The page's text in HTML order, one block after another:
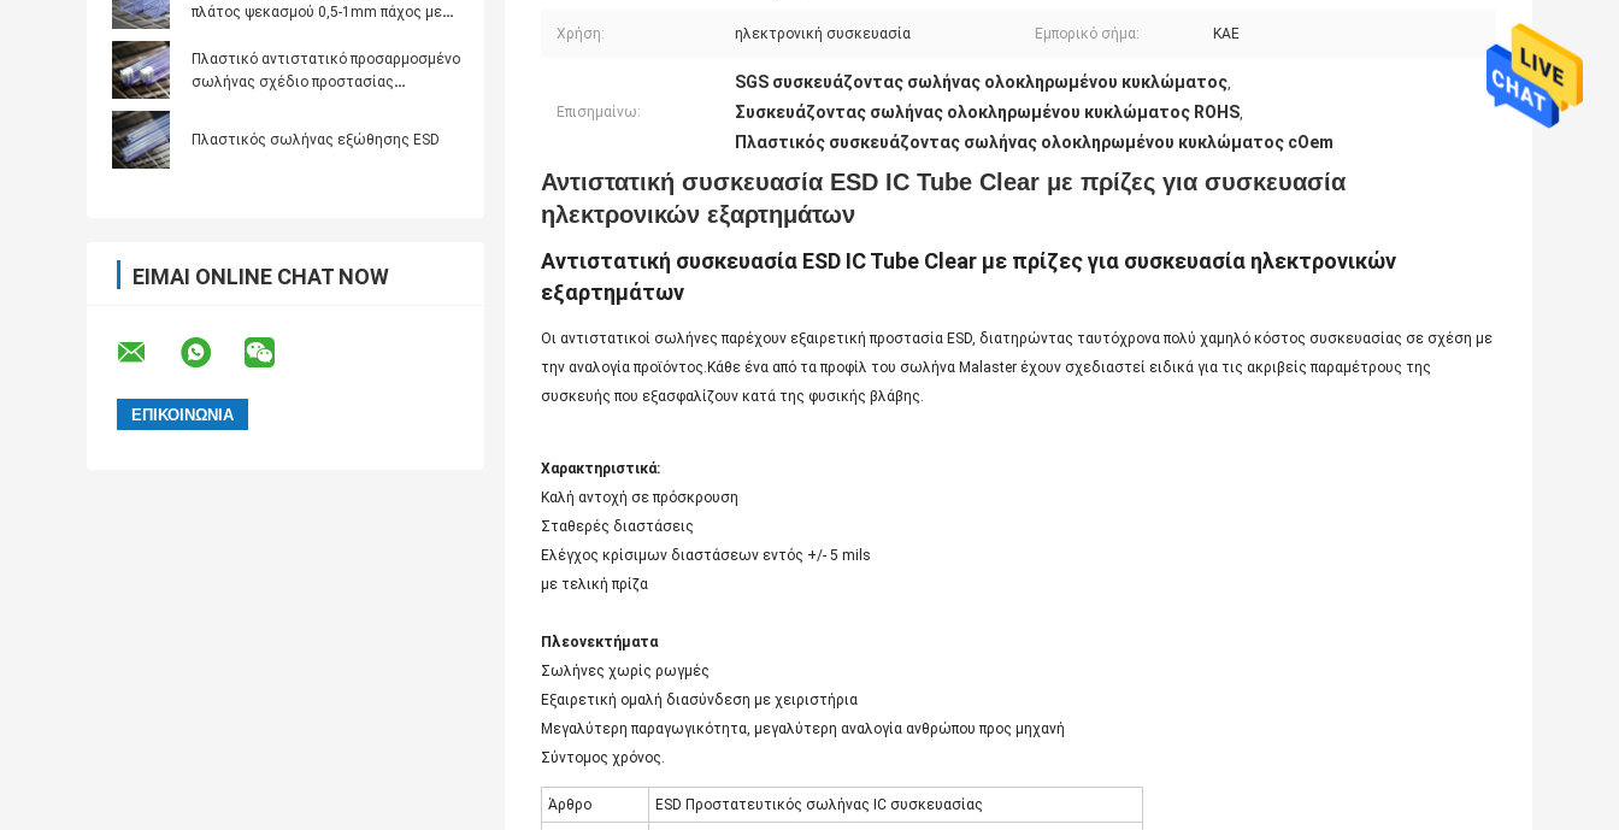
πλάτος ψεκασμού 0,5-1mm πάχος με
Πλαστικό αντιστατικό προσαρμοσμένο
σωλήνας σχέδιο προστασίας
Πλαστικός σωλήνας εξώθησης ESD
ΕΊΜΑΙ ONLINE CHAT NOW
Χρήση: ηλεκτρονική συσκευασία Εμπορικό σήμα: ΚΑΕ
Επισημαίνω:
SGS συσκευάζοντας σωλήνας ολοκληρωμένου κυκλώματος,
Συσκευάζοντας σωλήνας ολοκληρωμένου κυκλώματος ROHS,
Πλαστικός συσκευάζοντας σωλήνας ολοκληρωμένου κυκλώματος cOem
Αντιστατική συσκευασία ESD IC Tube Clear με πρίζες για συσκευασία
ηλεκτρονικών εξαρτημάτων
Αντιστατική συσκευασία ESD IC Tube Clear με πρίζες για συσκευασία ηλεκτρονικών
εξαρτημάτων
Οι αντιστατικοί σωλήνες παρέχουν εξαιρετική προστασία ESD, διατηρώντας ταυτόχρονα πολύ χαμηλό κόστος συσκευασίας σε σχέση με
την αναλογία προϊόντος.Κάθε ένα από τα προφίλ του σωλήνα Malaster έχουν σχεδιαστεί ειδικά για τις ακριβείς παραμέτρους της
συσκευής που εξασφαλίζουν κατά της φυσικής βλάβης.
Χαρακτηριστικά:
Καλή αντοχή σε πρόσκρουση
Σταθερές διαστάσεις
Ελέγχος κρίσιμων διαστάσεων εντός +/- 5 mils
με τελική πρίζα
Πλεονεκτήματα
Σωλήνες χωρίς ρωγμές
Εξαιρετική ομαλή διασύνδεση με χειριστήρια
Μεγαλύτερη παραγωγικότητα, μεγαλύτερη αναλογία ανθρώπου προς μηχανή
Σύντομος χρόνος.
Άρθρο ESD Προστατευτικός σωλήνας IC συσκευασίας